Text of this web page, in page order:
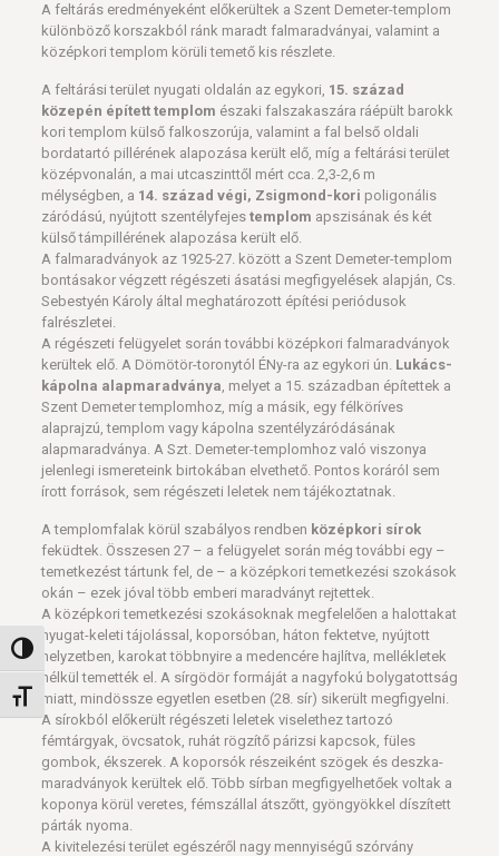
Nagy kontraszt váltása
Betűméret váltása
A feltárás eredményeként előkerültek a Szent Demeter-templom
különböző korszakból ránk maradt falmaradványai, valamint a
középkori templom körüli temető kis részlete.
A feltárási terület nyugati oldalán az egykori, 15. század
közepén épített templom északi falszakaszára ráépült barokk
kori templom külső falkoszorúja, valamint a fal belső oldali
bordatartó pillérének alapozása került elő, míg a feltárási terület
középvonalán, a mai utcaszinttől mért cca. 2,3-2,6 m
mélységben, a 14. század végi, Zsigmond-kori poligonális
záródású, nyújtott szentélyfejes templom apszisának és két
külső támpillérének alapozása került elő.
A falmaradványok az 1925-27. között a Szent Demeter-templom
bontásakor végzett régészeti ásatási megfigyelések alapján, Cs.
Sebestyén Károly által meghatározott építési periódusok
falrészletei.
A régészeti felügyelet során további középkori falmaradványok
kerültek elő. A Dömötör-toronytól ÉNy-ra az egykori ún. Lukács-
kápolna alapmaradványa, melyet a 15. században építettek a
Szent Demeter templomhoz, míg a másik, egy félköríves
alaprajzú, templom vagy kápolna szentélyzáródásának
alapmaradványa. A Szt. Demeter-templomhoz való viszonya
jelenlegi ismereteink birtokában elvethető. Pontos koráról sem
írott források, sem régészeti leletek nem tájékoztatnak.
A templomfalak körül szabályos rendben középkori sírok
feküdtek. Összesen 27 – a felügyelet során még további egy –
temetkezést tártunk fel, de – a középkori temetkezési szokások
okán – ezek jóval több emberi maradványt rejtettek.
A középkori temetkezési szokásoknak megfelelően a halottakat
nyugat-keleti tájolással, koporsóban, háton fektetve, nyújtott
helyzetben, karokat többnyire a medencére hajlítva, mellékletek
nélkül temették el. A sírgödör formáját a nagyfokú bolygatottság
miatt, mindössze egyetlen esetben (28. sír) sikerült megfigyelni.
A sírokból előkerült régészeti leletek viselethez tartozó
fémtárgyak, övcsatok, ruhát rögzítő párizsi kapcsok, füles
gombok, ékszerek. A koporsók részeiként szögek és deszka-
maradványok kerültek elő. Több sírban megfigyelhetőek voltak a
koponya körül veretes, fémszállal átszőtt, gyöngyökkel díszített
párták nyoma.
A kivitelezési terület egészéről nagy mennyiségű szórvány